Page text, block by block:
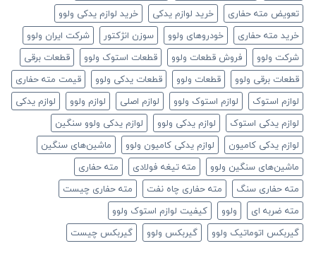
تعویض مته حفاری خرید لوازم یدکی
خرید لوازم یدکی ولوو
خرید مته حفاری
خودروهای ولوو سوزن انژکتور
شرکت ایران ولوو
شرکت ولوو
فروش قطعات ولوو قطعات استوک ولوو
قطعات برقی
قطعات برقی ولوو
قطعات ولوو قطعات یدکی ولوو
قیمت مته حفاری
لوازم استوک
لوازم استوک ولوو لوازم اصلی لوازم ولوو
لوازم یدکی
لوازم یدکی استوک
لوازم یدکی ولوو
لوازم یدکی ولوو سنگین
لوازم یدکی کامیون
لوازم یدکی کامیون ولوو
ماشین‌های سنگین
ماشین‌های سنگین ولوو
مته تیغه فولادی
مته حفاری
مته حفاری سنگ
مته حفاری چاه نفت
مته حفاری چیست
مته ضربه ای
ولوو
کیفیت لوازم استوک ولوو
گیربکس اتوماتیک ولوو
گیربکس ولوو گیربکس چیست